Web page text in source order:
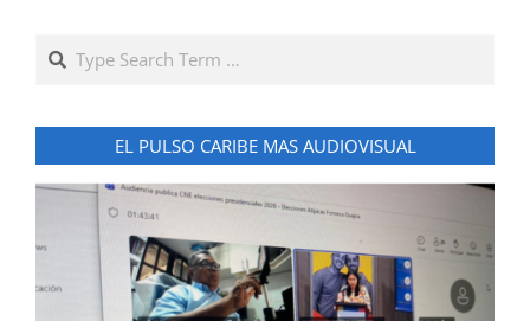
Search
EL PULSO CARIBE MAS AUDIOVISUAL